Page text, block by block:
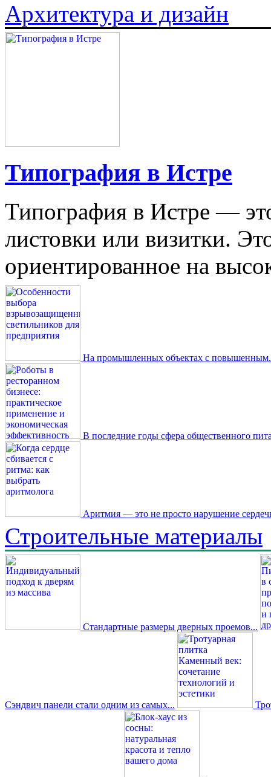
Архитектура и дизайн
Типография в Истре
Типография в Истре —
листовки или визитки.
ориентированное на
На промышленных объектах с
В последние годы сфера общественного
Аритмия — это не просто нарушение
Строительные материалы
Стандартные размеры дверных проемов...
Сэндвич панели стали одним из самых...